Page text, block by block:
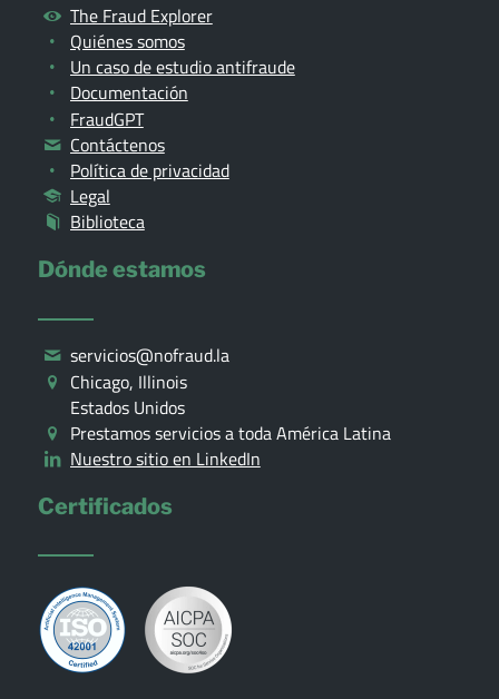
The Fraud Explorer
Quiénes somos
Un caso de estudio antifraude
Documentación
FraudGPT
Contáctenos
Política de privacidad
Legal
Biblioteca
Dónde estamos
servicios@nofraud.la
Chicago, Illinois
Estados Unidos
Prestamos servicios a toda América Latina
Nuestro sitio en LinkedIn
Certificados